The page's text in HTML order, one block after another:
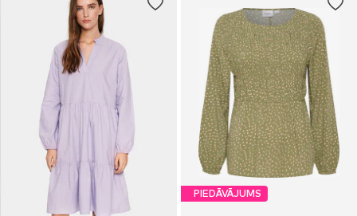
PIEDĀVĀJUMS